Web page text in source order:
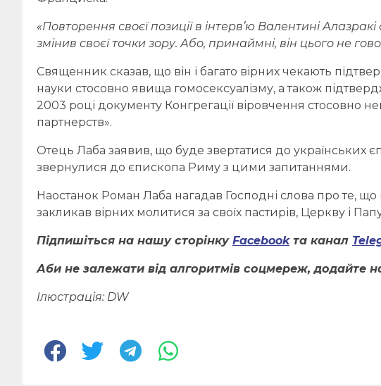
«Повторення своєї позиції в інтерв’ю Валентині
змінив своєї точки зору. Або, принаймні, він цього не
Священник сказав, що він і багато вірних чекають
науки стосовно явища гомосексуалізму, а також
2003 році документу Конгрегації віровчення стосовно
партнерств».
Отець Лаба заявив, що буде звертатися до українських
звернулися до єпископа Риму з цими запитаннями.
Наостанок Роман Лаба нагадав Господні слова про те, що
закликав вірних молитися за своїх пастирів, Церкву і
Підпишіться на нашу сторінку Facebookта канал
Аби не залежати від алгоритмів соцмереж, додайте
Ілюстрація: DW